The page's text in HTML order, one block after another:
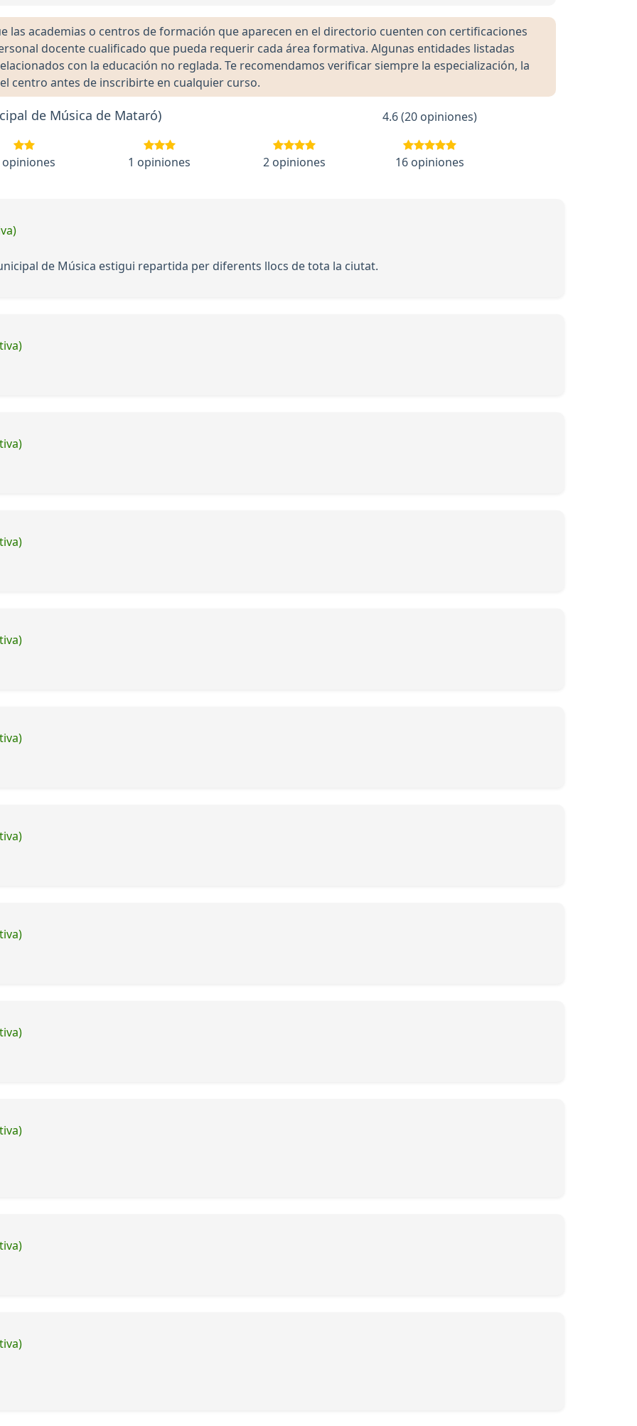
las academias o centros de formación que aparecen en el directorio cuenten con certificaciones
docente cualificado que pueda requerir cada área formativa. Algunas entidades listadas
con la educación no reglada. Te recomendamos verificar siempre la especialización, la
centro antes de inscribirte en cualquier curso.
de Música de Mataró) 4.6 (20 opiniones)
opiniones 1 opiniones 2 opiniones 16 opiniones
de Música estigui repartida per diferents llocs de tota la ciutat.